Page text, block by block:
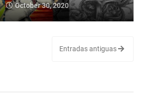
October 30, 2020
Entradas antiguas